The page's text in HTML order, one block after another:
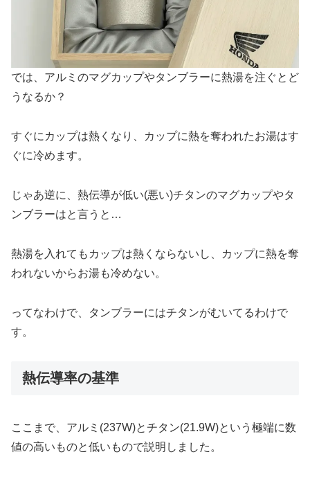
では、アルミのマグカップやタンブラーに熱湯を注ぐとど
うなるか？
すぐにカップは熱くなり、カップに熱を奪われたお湯はす
ぐに冷めます。
じゃあ逆に、熱伝導が低い(悪い)チタンのマグカップやタ
ンブラーはと言うと…
熱湯を入れてもカップは熱くならないし、カップに熱を奪
われないからお湯も冷めない。
ってなわけで、タンブラーにはチタンがむいてるわけで
す。
熱伝導率の基準
ここまで、アルミ(237W)とチタン(21.9W)という極端に数
値の高いものと低いもので説明しました。